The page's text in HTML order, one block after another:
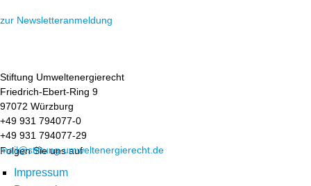
zur Newsletteranmeldung
Stiftung Umweltenergierecht
Friedrich-Ebert-Ring 9
97072 Würzburg
+49 931 794077-0
+49 931 794077-29
mail@stiftung-umweltenergierecht.de
Folgen Sie uns auf
Impressum